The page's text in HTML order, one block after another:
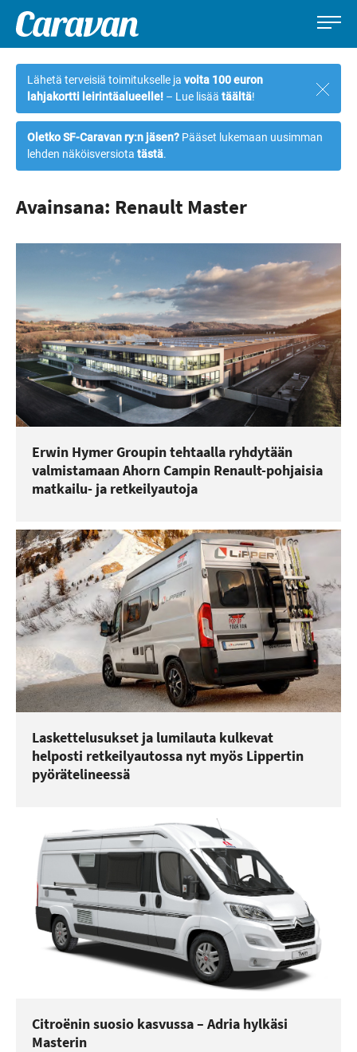
suoraan
sisältöön
Caravan-
lehti
Leirintämatkailun
erikoislehti
Lähetä terveisiä toimitukselle ja voita 100 euron
lahjakortti leirintäalueelle! – Lue lisää täältä!
Sulje
Oletko SF-Caravan ry:n jäsen? Pääset lukemaan uusimman
lehden näköisversiota tästä.
Avainsana: Renault Master
Erwin Hymer Groupin tehtaalla ryhdytään
valmistamaan Ahorn Campin Renault-pohjaisia
matkailu- ja retkeilyautoja
Laskettelusukset ja lumilauta kulkevat
helposti retkeilyautossa nyt myös Lippertin
pyörätelineessä
Citroënin suosio kasvussa – Adria hylkäsi
Masterin